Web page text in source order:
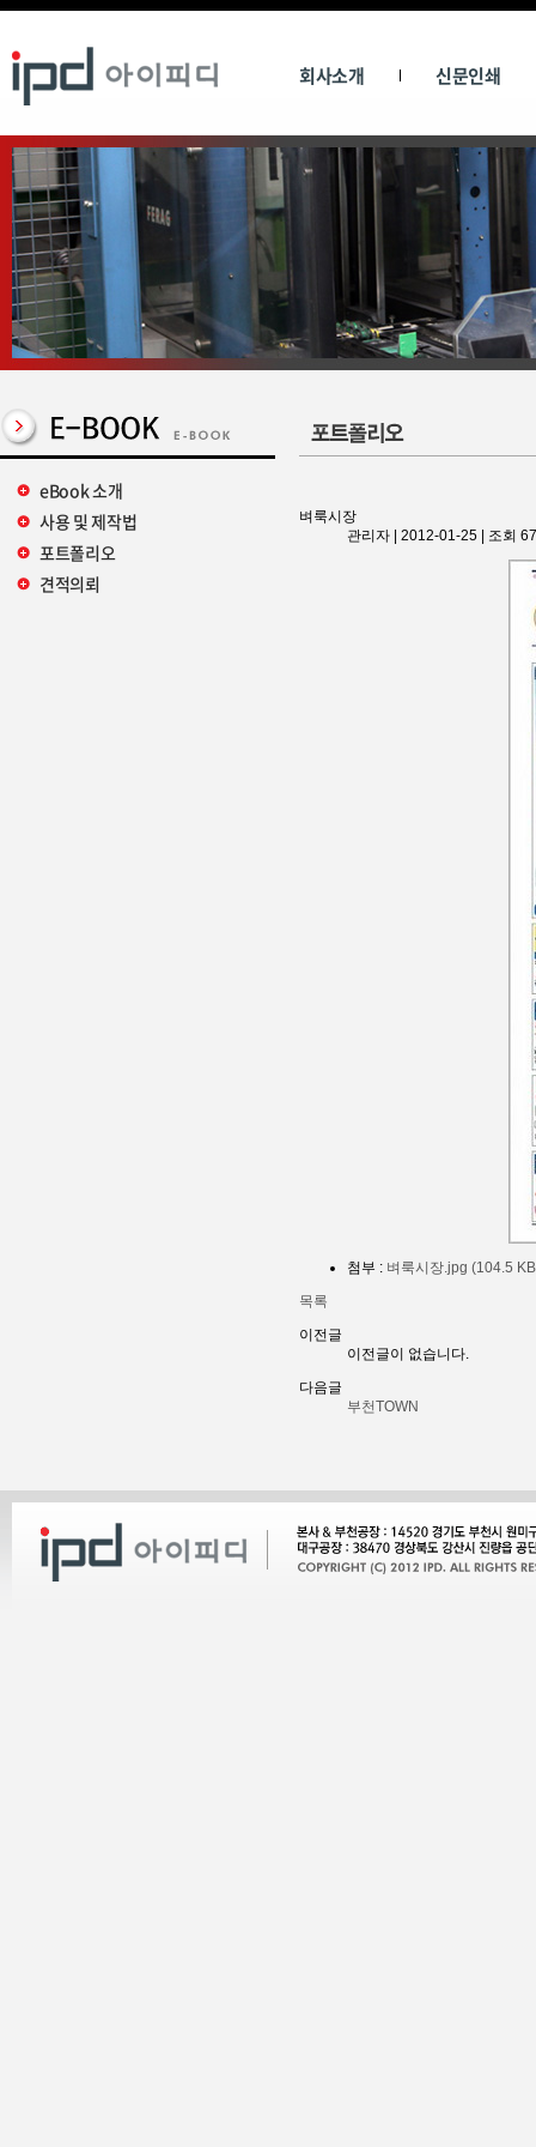
회사소개 신문인쇄
eBook 소개
사용 및 제작법
포트폴리오
견적의뢰
벼룩시장
관리자
2012-01-25 조회
첨부 : 벼룩시장.jpg (104.5
목록
이전글
이전글이 없습니다.
다음글
부천TOWN